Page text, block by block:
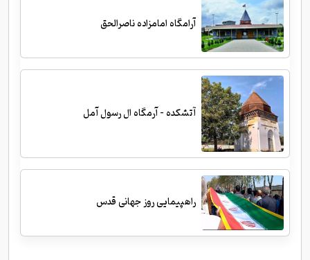
آرامگاه امامزاده ناصرالحق
آتشکده - آرمگاه ال رسول آمل
راهپیمایی روز جهانی قدس